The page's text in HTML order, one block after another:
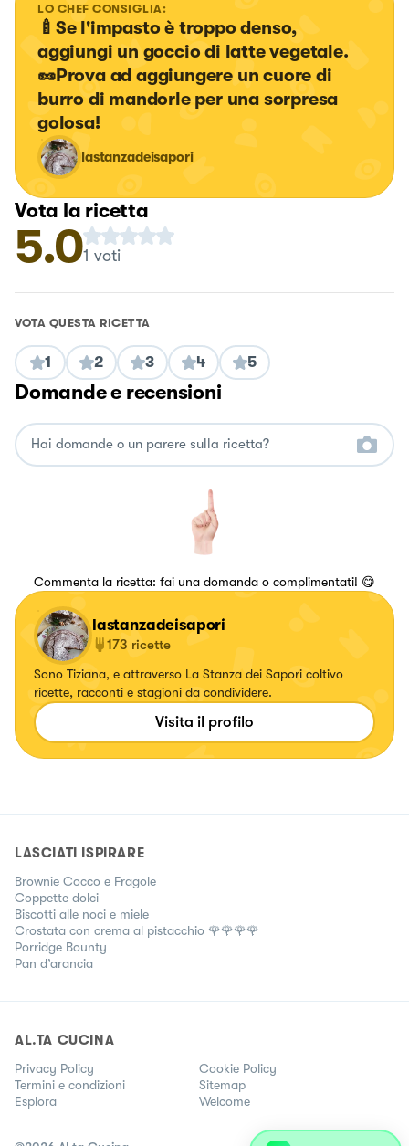
LO CHEF CONSIGLIA:
🍼Se l'impasto è troppo denso,
aggiungi un goccio di latte vegetale.
🥜Prova ad aggiungere un cuore di
burro di mandorle per una sorpresa
golosa!
lastanzadeisapori
Vota la ricetta
5.01 voti
VOTA QUESTA RICETTA
1 2 3 4 5
Domande e recensioni
Commenta la ricetta: fai una domanda o complimentati! 😋
lastanzadeisapori
173 ricette
Sono Tiziana, e attraverso La Stanza dei Sapori coltivo
ricette, racconti e stagioni da condividere.
Visita il profilo
LASCIATI ISPIRARE
Brownie Cocco e Fragole
Coppette dolci
Biscotti alle noci e miele
Crostata con crema al pistacchio 🌹🌹🌹🌹
Porridge Bounty
Pan d’arancia
AL.TA CUCINA
Privacy Policy
Cookie Policy
Termini e condizioni
Sitemap
Esplora
Welcome